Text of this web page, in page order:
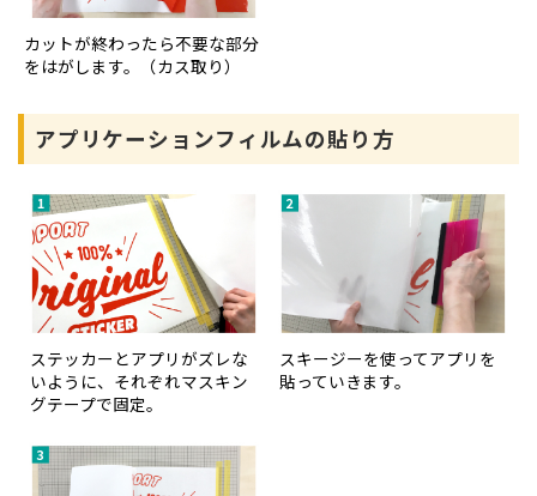
カットが終わったら不要な部分
をはがします。（カス取り）
アプリケーションフィルムの貼り方
ステッカーとアプリがズレな
いように、それぞれマスキン
グテープで固定。
スキージーを使ってアプリを
貼っていきます。